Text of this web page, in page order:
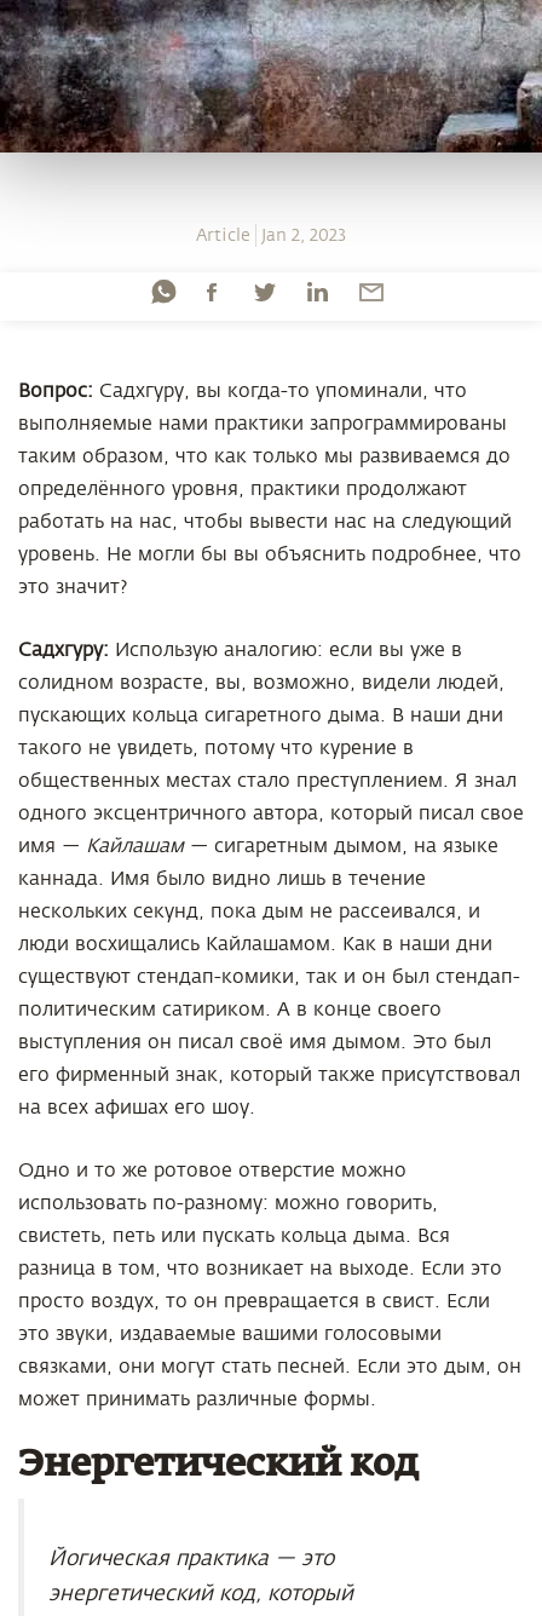
Article Jan 2, 2023
Вопрос: Садхгуру, вы когда-то упоминали, что
выполняемые нами практики запрограммированы
таким образом, что как только мы развиваемся до
определённого уровня, практики продолжают
работать на нас, чтобы вывести нас на следующий
уровень. Не могли бы вы объяснить подробнее, что
это значит?
Садхгуру: Использую аналогию: если вы уже в
солидном возрасте, вы, возможно, видели людей,
пускающих кольца сигаретного дыма. В наши дни
такого не увидеть, потому что курение в
общественных местах стало преступлением. Я знал
одного эксцентричного автора, который писал свое
имя — Кайлашам— сигаретным дымом, на языке
каннада. Имя было видно лишь в течение
нескольких секунд, пока дым не рассеивался, и
люди восхищались Кайлашамом. Как в наши дни
существуют стендап-комики, так и он был стендап-
политическим сатириком. А в конце своего
выступления он писал своё имя дымом. Это был
его фирменный знак, который также присутствовал
на всех афишах его шоу.
Одно и то же ротовое отверстие можно
использовать по-разному: можно говорить,
свистеть, петь или пускать кольца дыма. Вся
разница в том, что возникает на выходе. Если это
просто воздух, то он превращается в свист. Если
это звуки, издаваемые вашими голосовыми
связками, они могут стать песней. Если это дым, он
может принимать различные формы.
Энергетический код
Йогическая практика — это
энергетический код, который